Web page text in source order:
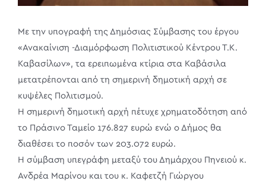
Με την υπογραφή της Δημόσιας Σύμβασης του έργου
«Ανακαίνιση -Διαμόρφωση Πολιτιστικού Κέντρου Τ.Κ.
Καβασίλων», τα ερειπωμένα κτίρια στα Καβάσιλα
μετατρέπονται από τη σημερινή δημοτική αρχή σε
κυψέλες Πολιτισμού.
Η σημερινή δημοτική αρχή πέτυχε χρηματοδότηση από
το Πράσινο Ταμείο 176.827 ευρώ ενώ ο Δήμος θα
διαθέσει το ποσόν των 203.072 ευρώ.
Η σύμβαση υπεγράφη μεταξύ του Δημάρχου Πηνειού κ.
Ανδρέα Μαρίνου και του κ. Καφετζή Γιώργου